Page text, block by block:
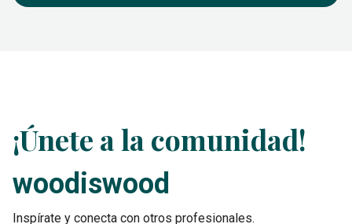
¡Únete a la comunidad!
woodiswood
Inspírate y conecta con otros profesionales.